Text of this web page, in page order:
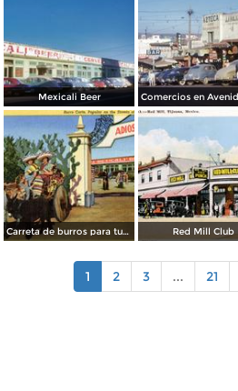
Mexicali Beer
Carreta de burros para turistas Red Mill Club
1 2 3 ... 21